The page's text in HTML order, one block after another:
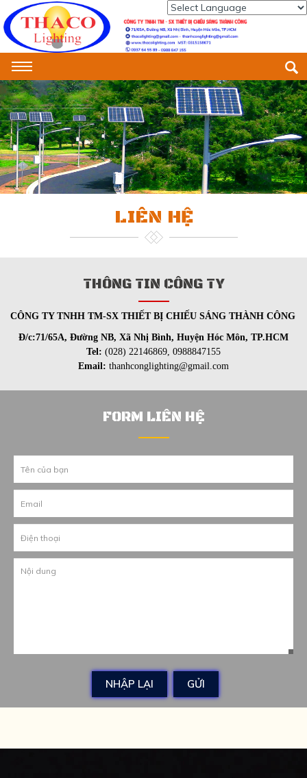
Powered by
LIÊN HỆ
THÔNG TIN CÔNG TY
CÔNG TY TNHH TM-SX THIẾT BỊ CHIẾU SÁNG THÀNH CÔNG
Đ/c:71/65A, Đường NB, Xã Nhị Bình, Huyện Hóc Môn, TP.HCM
Tel: (028) 22146869, 0988847155
Email: thanhconglighting@gmail.com
FORM LIÊN HỆ